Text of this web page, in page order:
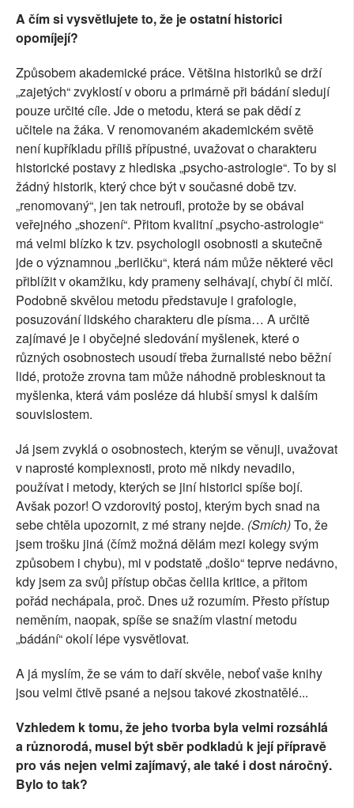
A čím si vysvětlujete to, že je ostatní historici
opomíjejí?
Způsobem akademické práce. Většina historiků se drží
„zajetých“ zvyklostí v oboru a primárně při bádání sledují
pouze určité cíle. Jde o metodu, která se pak dědí z
učitele na žáka. V renomovaném akademickém světě
není kupříkladu příliš přípustné, uvažovat o charakteru
historické postavy z hlediska „psycho-astrologie“. To by si
žádný historik, který chce být v současné době tzv.
„renomovaný“, jen tak netroufl, protože by se obával
veřejného „shození“. Přitom kvalitní „psycho-astrologie“
má velmi blízko k tzv. psychologii osobnosti a skutečně
jde o významnou „berličku“, která nám může některé věci
přiblížit v okamžiku, kdy prameny selhávají, chybí či mlčí.
Podobně skvělou metodu představuje i grafologie,
posuzování lidského charakteru dle písma… A určitě
zajímavé je i obyčejné sledování myšlenek, které o
různých osobnostech usoudí třeba žurnalisté nebo běžní
lidé, protože zrovna tam může náhodně problesknout ta
myšlenka, která vám posléze dá hlubší smysl k dalším
souvislostem.
Já jsem zvyklá o osobnostech, kterým se věnuji, uvažovat
v naprosté komplexnosti, proto mě nikdy nevadilo,
používat i metody, kterých se jiní historici spíše bojí.
Avšak pozor! O vzdorovitý postoj, kterým bych snad na
sebe chtěla upozornit, z mé strany nejde. (Smích)To, že
jsem trošku jiná (čímž možná dělám mezi kolegy svým
způsobem i chybu), mi v podstatě „došlo“ teprve nedávno,
kdy jsem za svůj přístup občas čelila kritice, a přitom
pořád nechápala, proč. Dnes už rozumím. Přesto přístup
neměním, naopak, spíše se snažím vlastní metodu
„bádání“ okolí lépe vysvětlovat.
A já myslím, že se vám to daří skvěle, neboť vaše knihy
jsou velmi čtivě psané a nejsou takové zkostnatělé...
Vzhledem k tomu, že jeho tvorba byla velmi rozsáhlá
a různorodá, musel být sběr podkladů k její přípravě
pro vás nejen velmi zajímavý, ale také i dost náročný.
Bylo to tak?